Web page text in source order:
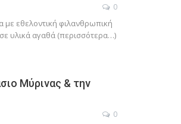
0
με εθελοντική φιλανθρωπική
υλικά αγαθά (περισσότερα…)
Μύρινας & την
0